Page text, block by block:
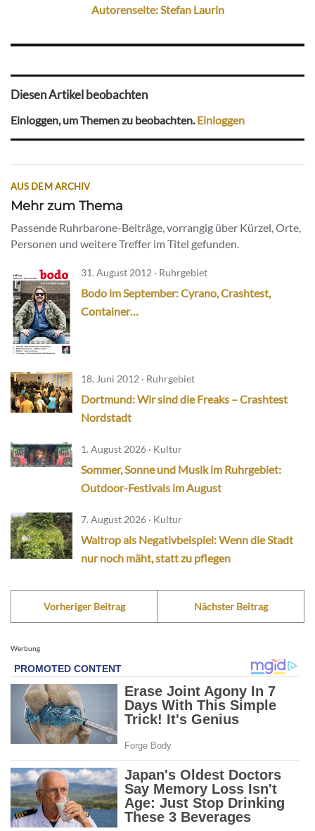
Autorenseite: Stefan Laurin
Diesen Artikel beobachten
Einloggen, um Themen zu beobachten. Einloggen
AUS DEM ARCHIV
Mehr zum Thema
Passende Ruhrbarone-Beiträge, vorrangig über Kürzel, Orte,
Personen und weitere Treffer im Titel gefunden.
31. August 2012 · Ruhrgebiet
Bodo im September: Cyrano, Crashtest,
Container…
18. Juni 2012 · Ruhrgebiet
Dortmund: Wir sind die Freaks – Crashtest
Nordstadt
1. August 2026 · Kultur
Sommer, Sonne und Musik im Ruhrgebiet:
Outdoor-Festivals im August
7. August 2026 · Kultur
Waltrop als Negativbeispiel: Wenn die Stadt
nur noch mäht, statt zu pflegen
Vorheriger Beitrag Nächster Beitrag
Werbung